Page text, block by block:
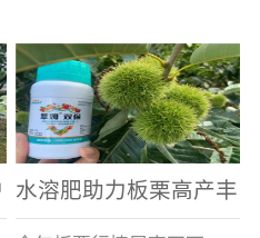
河北草莓区域话题不减，
不但在草莓上表现效果明
显，使用的种植户更是越
来越多。今天，借此机
会，一起来...
水溶肥助力板栗高产丰